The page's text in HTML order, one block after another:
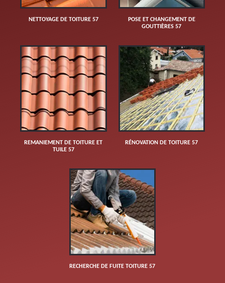
NETTOYAGE DE TOITURE 57
POSE ET CHANGEMENT DE
GOUTTIÈRES 57
REMANIEMENT DE TOITURE ET
TUILE 57
RÉNOVATION DE TOITURE 57
RECHERCHE DE FUITE TOITURE 57